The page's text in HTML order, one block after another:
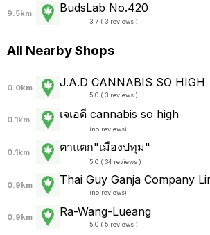
9.5km BudsLab No.420
3.7 ( 3 reviews )
All Nearby Shops
0.0km J.A.D CANNABIS SO HIGH
5.0 ( 3 reviews )
0.1km เจเอดี cannabis so high
(no reviews)
0.1km ตาแตก"เมืองปทุม"
5.0 ( 34 reviews )
0.9km Thai Guy Ganja Company
(no reviews)
0.9km Ra-Wang-Lueang
5.0 ( 5 reviews )